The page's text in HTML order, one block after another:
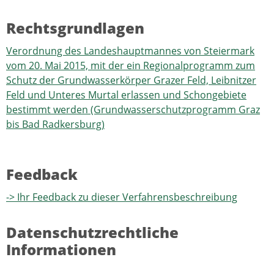
Rechtsgrundlagen
Verordnung des Landeshauptmannes von Steiermark
vom 20. Mai 2015, mit der ein Regionalprogramm zum
Schutz der Grundwasserkörper Grazer Feld, Leibnitzer
Feld und Unteres Murtal erlassen und Schongebiete
bestimmt werden (Grundwasserschutzprogramm Graz
bis Bad Radkersburg)
Feedback
-> Ihr Feedback zu dieser Verfahrensbeschreibung
Datenschutzrechtliche
Informationen